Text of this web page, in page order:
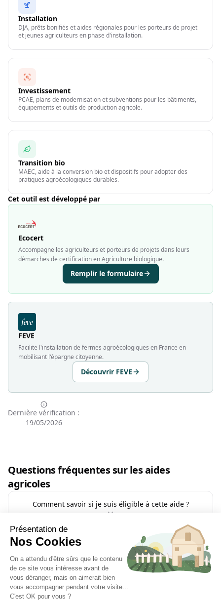
Installation
DJA, prêts bonifiés et aides régionales pour les porteurs de projet
et jeunes agriculteurs en phase d'installation.
Investissement
PCAE, plans de modernisation et subventions pour les bâtiments,
équipements et outils de production agricole.
Transition bio
MAEC, aide à la conversion bio et dispositifs pour adopter des
pratiques agroécologiques durables.
Cet outil est développé par
Ecocert
Accompagne les agriculteurs et porteurs de projets dans leurs
démarches de certification en Agriculture biologique.
Remplir le formulaire
FEVE
Facilite l'installation de fermes agroécologiques en France en
mobilisant l'épargne citoyenne.
Découvrir FEVE
Dernière vérification :
19/05/2026
Questions fréquentes sur les aides
agricoles
Comment savoir si je suis éligible à cette aide ?
Puis-je cumuler cette aide avec d'autres subventions ?
Comment faire une demande pour cette aide ?